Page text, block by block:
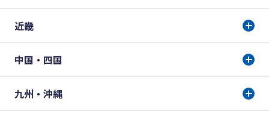
近畿
中国・四国
九州・沖縄